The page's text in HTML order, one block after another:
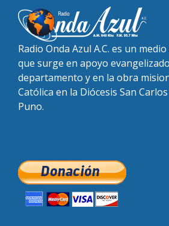
Radio Onda Azul A.C. es un
que surge en apoyo
departamento y en la obra
Católica en la Diócesis San
Puno.